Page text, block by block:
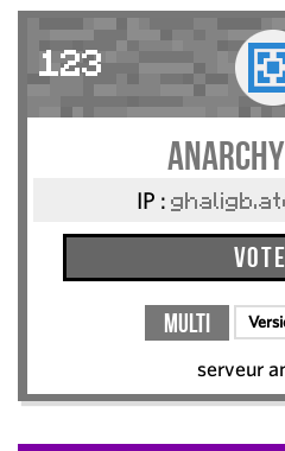
123
IP :
Multi
serveur